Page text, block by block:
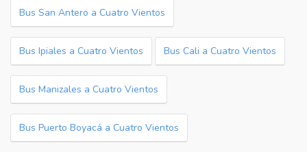
Bus San Antero a Cuatro Vientos
Bus Ipiales a Cuatro Vientos Bus Cali a Cuatro Vientos
Bus Manizales a Cuatro Vientos
Bus Puerto Boyacá a Cuatro Vientos